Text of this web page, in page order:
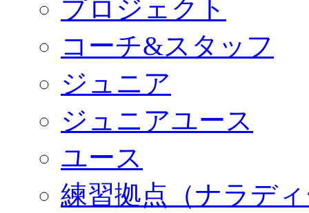
プロジェクト
コーチ&スタッフ
ジュニア
ジュニアユース
ユース
練習拠点（ナラデ